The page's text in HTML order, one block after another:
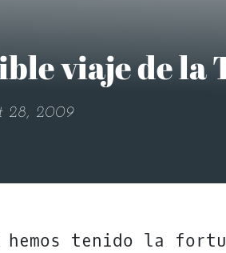
viaje de la
28, 2009
hemos tenido la